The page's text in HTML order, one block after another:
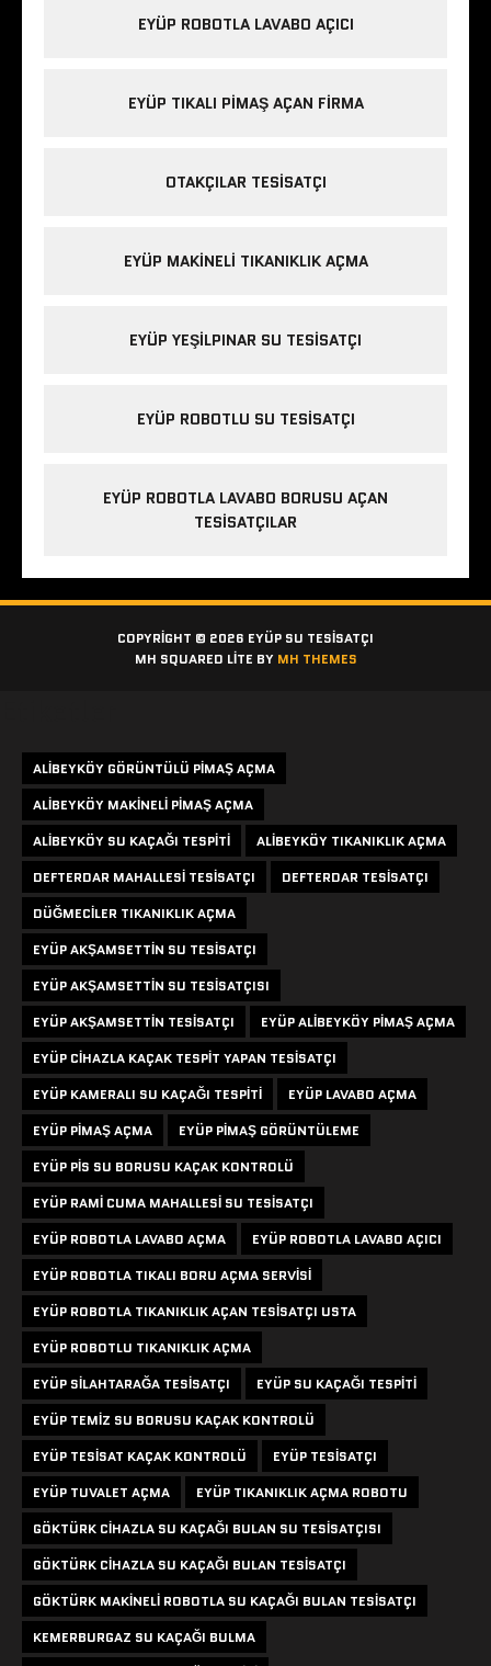
EYÜP ROBOTLA LAVABO AÇICI
EYÜP TIKALI PIMAŞ AÇAN FIRMA
OTAKÇILAR TESISATÇI
EYÜP MAKINELI TIKANIKLIK AÇMA
EYÜP YEŞILPINAR SU TESISATÇI
EYÜP ROBOTLU SU TESISATÇI
EYÜP ROBOTLA LAVABO BORUSU AÇAN
TESISATÇILAR
COPYRIGHT © 2026 EYÜP SU TESISATÇI
MH SQUARED LITE BY MH THEMES
ALIBEYKÖY GÖRÜNTÜLÜ PIMAŞ AÇMA
ALIBEYKÖY MAKINELI PIMAŞ AÇMA
ALIBEYKÖY SU KAÇAĞI TESPITI
ALIBEYKÖY TIKANIKLIK AÇMA
DEFTERDAR MAHALLESI TESISATÇI
DEFTERDAR TESISATÇI
DÜĞMECILER TIKANIKLIK AÇMA
EYÜP AKŞAMSETTIN SU TESISATÇI
EYÜP AKŞAMSETTIN SU TESISATÇISI
EYÜP AKŞAMSETTIN TESISATÇI
EYÜP ALIBEYKÖY PIMAŞ AÇMA
EYÜP CIHAZLA KAÇAK TESPIT YAPAN TESISATÇI
EYÜP KAMERALI SU KAÇAĞI TESPITI
EYÜP LAVABO AÇMA
EYÜP PIMAŞ AÇMA
EYÜP PIMAŞ GÖRÜNTÜLEME
EYÜP PIS SU BORUSU KAÇAK KONTROLÜ
EYÜP RAMI CUMA MAHALLESI SU TESISATÇI
EYÜP ROBOTLA LAVABO AÇMA
EYÜP ROBOTLA LAVABO AÇICI
EYÜP ROBOTLA TIKALI BORU AÇMA SERVISI
EYÜP ROBOTLA TIKANIKLIK AÇAN TESISATÇI USTA
EYÜP ROBOTLU TIKANIKLIK AÇMA
EYÜP SILAHTARAĞA TESISATÇI
EYÜP SU KAÇAĞI TESPITI
EYÜP TEMIZ SU BORUSU KAÇAK KONTROLÜ
EYÜP TESISAT KAÇAK KONTROLÜ
EYÜP TESISATÇI
EYÜP TUVALET AÇMA
EYÜP TIKANIKLIK AÇMA ROBOTU
GÖKTÜRK CIHAZLA SU KAÇAĞI BULAN SU TESISATÇISI
GÖKTÜRK CIHAZLA SU KAÇAĞI BULAN TESISATÇI
GÖKTÜRK MAKINELI ROBOTLA SU KAÇAĞI BULAN TESISATÇI
KEMERBURGAZ SU KAÇAĞI BULMA